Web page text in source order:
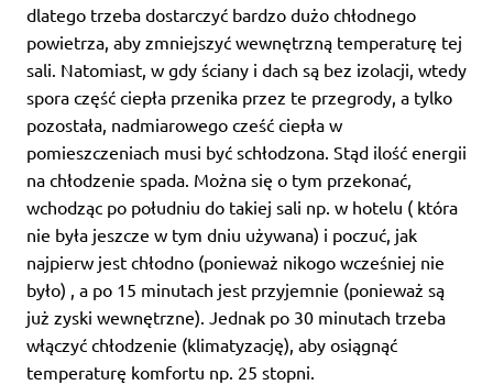
dlatego trzeba dostarczyć bardzo dużo chłodnego
powietrza, aby zmniejszyć wewnętrzną temperaturę tej
sali. Natomiast, w gdy ściany i dach są bez izolacji, wtedy
spora część ciepła przenika przez te przegrody, a tylko
pozostała, nadmiarowego cześć ciepła w
pomieszczeniach musi być schłodzona. Stąd ilość energii
na chłodzenie spada. Można się o tym przekonać,
wchodząc po południu do takiej sali np. w hotelu ( która
nie była jeszcze w tym dniu używana) i poczuć, jak
najpierw jest chłodno (ponieważ nikogo wcześniej nie
było) , a po 15 minutach jest przyjemnie (ponieważ są
już zyski wewnętrzne). Jednak po 30 minutach trzeba
włączyć chłodzenie (klimatyzację), aby osiągnąć
temperaturę komfortu np. 25 stopni.